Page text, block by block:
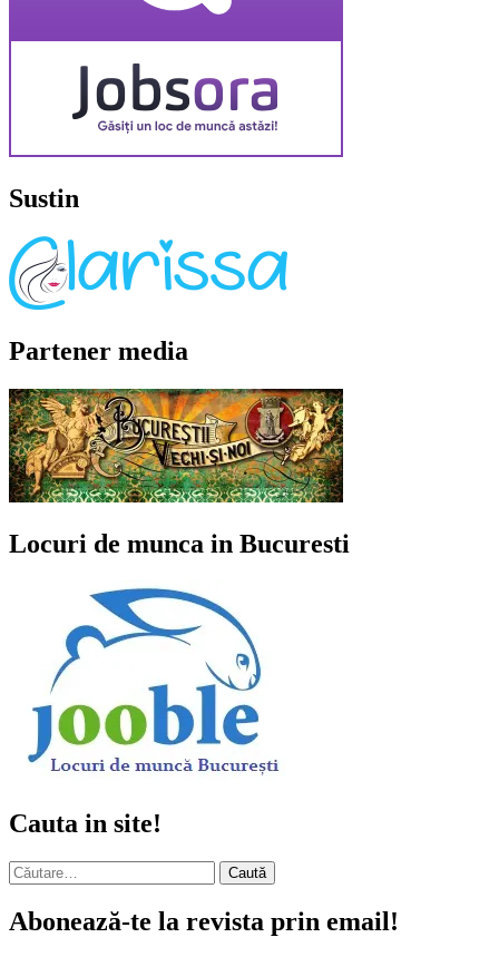
Sustin
Partener media
Locuri de munca in Bucuresti
Cauta in site!
Caută
după:
Abonează-te la revista prin email!